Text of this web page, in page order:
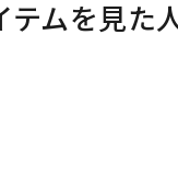
テムを見た